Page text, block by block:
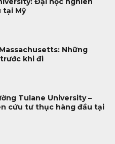
tại Mỹ
Những
khi đi
Tulane University –
cứu tư thục hàng đầu tại